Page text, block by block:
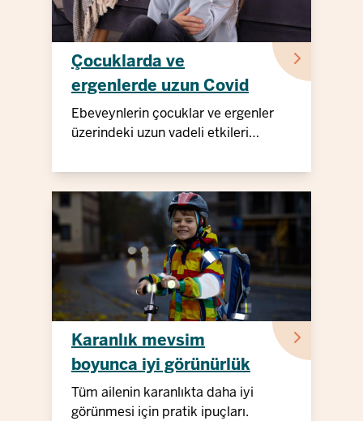
Çocuklarda ve
ergenlerde uzun Covid
Ebeveynlerin çocuklar ve ergenler
üzerindeki uzun vadeli etkileri
Karanlık mevsim
boyunca iyi görünürlük
Tüm ailenin karanlıkta daha iyi
görünmesi için pratik ipuçları.